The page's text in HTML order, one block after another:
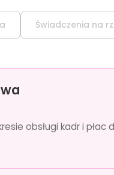
Świadczenia na
obsługi kadr i